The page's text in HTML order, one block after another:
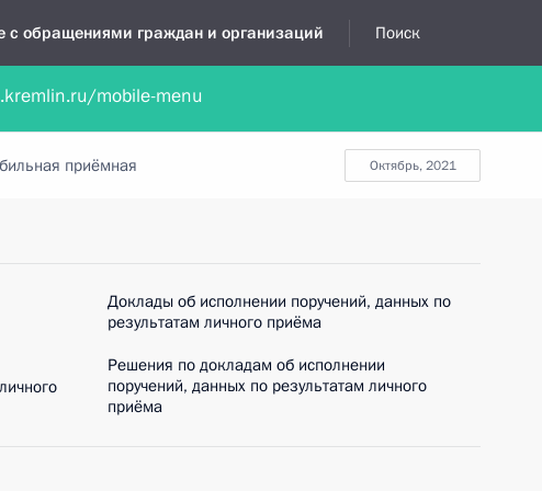
с обращениями граждан и организаций Поиск
Обратиться в устной форме
октябрь, 2021
приёмная
Доклады об исполнении поручений, данных по
результатам личного приёма
Решения по докладам об исполнении
поручений, данных по результатам личного
приёма
mobile-menu